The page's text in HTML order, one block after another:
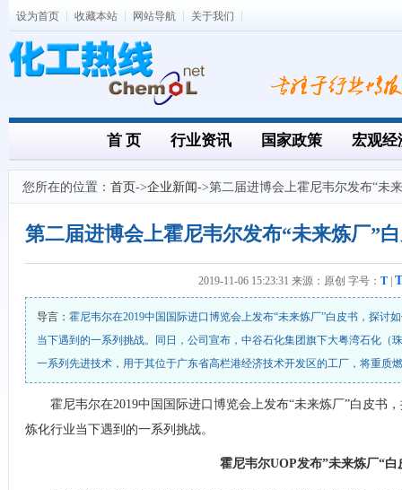
设为首页 收藏本站 网站导航 关于我们
首 页 行业资讯 国家政策 宏观经
您所在的位置： 首页->企业新闻->第二届进博会上霍尼韦尔发布“未
2019-11-06 15:23:31 来源：原创 字号： T| T
导言： 霍尼韦尔在2019中国国际进口博览会上发布“未来炼厂”白皮书，探讨
当下遇到的一系列挑战。同日，公司宣布，中谷石化集团旗下大粤湾石化（
一系列先进技术，用于其位于广东省高栏港经济技术开发区的工厂，将重质
霍尼韦尔在2019中国国际进口博览会上发布“未来炼厂”白皮书
炼化行业当下遇到的一系列挑战。
霍尼韦尔UOP发布”未来炼厂“白